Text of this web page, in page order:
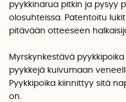
pyykkinarua pitkin ja pysyy
olosuhteissa. Patentoitu
pitävään otteeseen
Myrskynkestävä
pyykkejä kuivumaan
Pyykkipoika kiinnittyy sitä
on.